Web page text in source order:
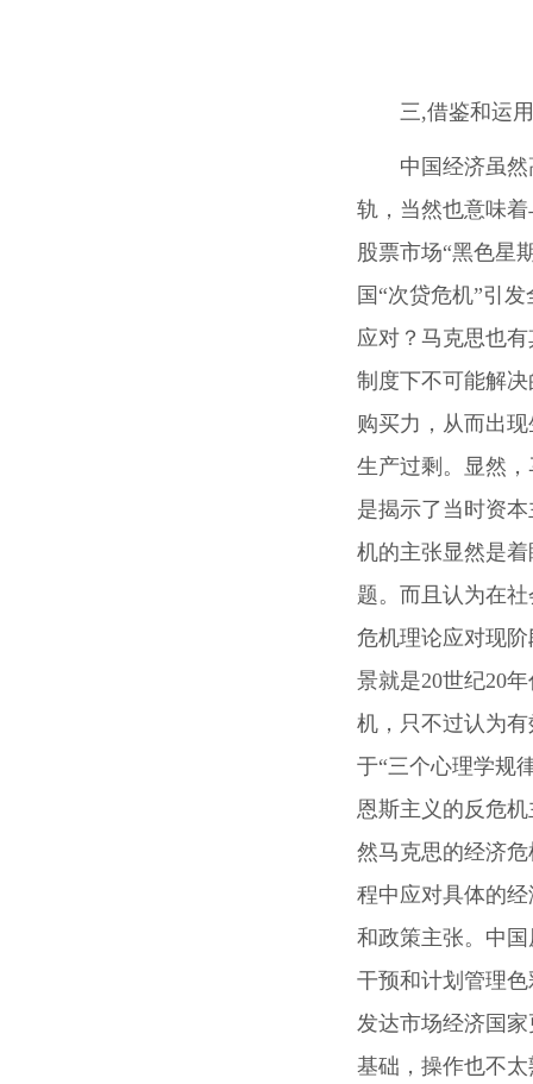
三,借鉴和运
中国经济虽
轨，当然也意味
股票市场“黑色星
国“次贷危机”引
应对？马克思也
制度下不可能解
购买力，从而出
生产过剩。显然
是揭示了当时资
机的主张显然是
题。而且认为在
危机理论应对现
景就是20世纪20
机，只不过认为
于“三个心理学规
恩斯主义的反危
然马克思的经济
程中应对具体的
和政策主张。 中
干预和计划管理
发达市场经济国
基础，操作也不